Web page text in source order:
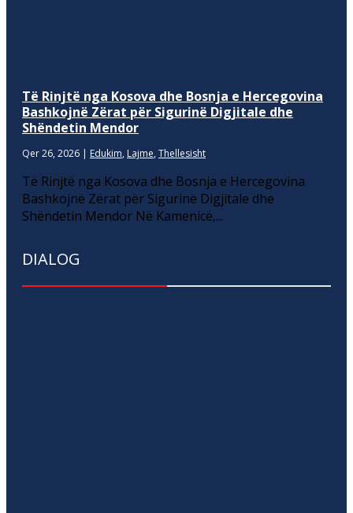
Të Rinjtë nga Kosova dhe Bosnja e Hercegovina
Bashkojnë Zërat për Sigurinë Digjitale dhe
Shëndetin Mendor
Qer 26, 2026 | Edukim, Lajme, Thellesisht
Të Rinjtë nga Kosova dhe Bosnja e Hercegovina
Bashkojnë Zërat për Sigurinë Digjitale dhe
Shëndetin Mendor Në Kamenicë,...
DIALOG